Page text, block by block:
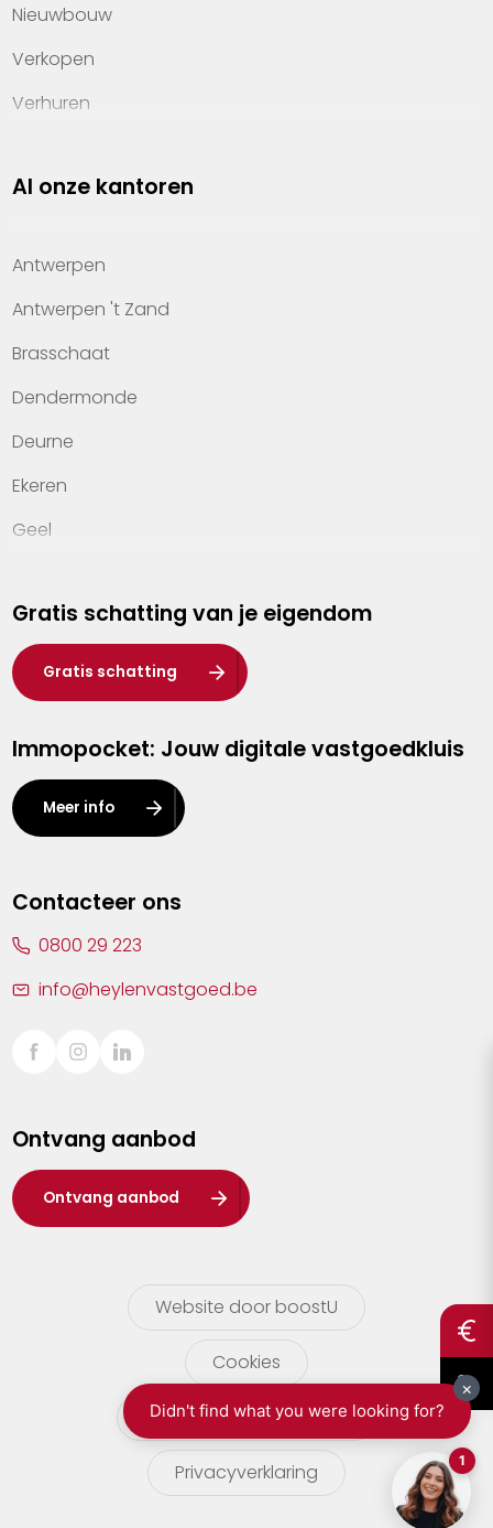
Nieuwbouw
Verkopen
Verhuren
Property management
Kennis van wonen
Kantoren
Veelgestelde vragen
Werken bij Heylen Vastgoed
Contact
Al onze kantoren
Antwerpen
Antwerpen 't Zand
Brasschaat
Dendermonde
Deurne
Ekeren
Geel
Hasselt
Heist-op-den-Berg
Herentals
Kalmthout
Leuven
Lier
Sint-Truiden
Waasland
Wuustwezel
Zoersel
Gratis schatting van je eigendom
Gratis schatting
Immopocket: Jouw digitale vastgoedkluis
Meer info
Contacteer ons
0800 29 223
info@heylenvastgoed.be
Ontvang aanbod
Ontvang aanbod
Website door boostU
Cookies
gebruikersvoorwaarden
Privacyverklaring